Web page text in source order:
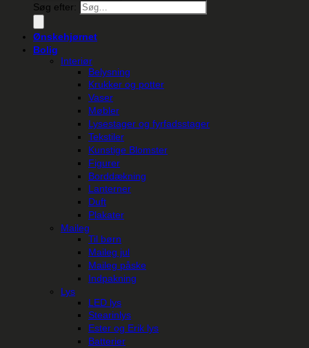
Søg efter:
Ønskehjørnet
Bolig
Interiør
Belysning
Krukker og potter
Vaser
Møbler
Lysestager og fyrfadsstager
Tekstiler
Kunstige Blomster
Figurer
Borddækning
Lanterner
Duft
Plakater
Maileg
Til børn
Maileg jul
Maileg påske
Indpakning
Lys
LED lys
Stearinlys
Ester og Erik lys
Batterier